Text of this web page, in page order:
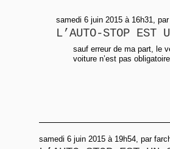
samedi 6 juin 2015 à 16h31,
L’AUTO-STOP EST
sauf erreur de ma part, le
voiture n’est pas
samedi 6 juin 2015 à 19h54, par